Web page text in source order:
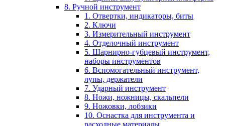
8. Ручной инструмент
1. Отвертки, индикаторы, биты
2. Ключи
3. Измерительный инструмент
4. Отделочный инструмент
5. Шарнирно-губцевый инструмент,
наборы инструментов
6. Вспомогательный инструмент,
лупы, держатели
7. Ударный инструмент
8. Ножи, ножницы, скальпели
9. Ножовки, лобзики
10. Оснастка для инструмента и
расходные материалы